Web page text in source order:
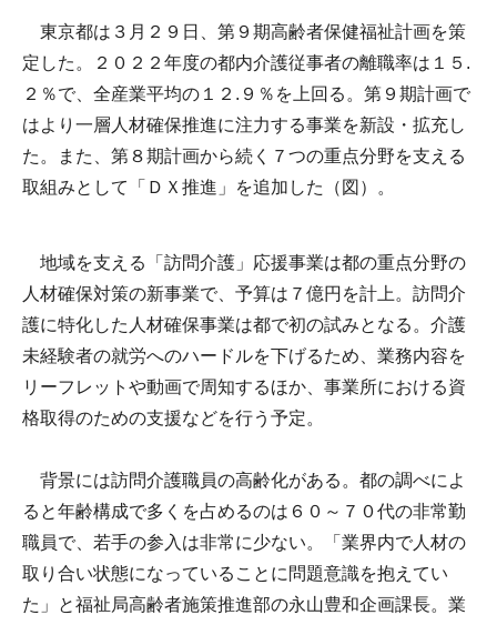
東京都は３月２９日、第９期高齢者保健福祉計画を策
定した。２０２２年度の都内介護従事者の離職率は１５.
２％で、全産業平均の１２.９％を上回る。第９期計画で
はより一層人材確保推進に注力する事業を新設・拡充し
た。また、第８期計画から続く７つの重点分野を支える
取組みとして「ＤＸ推進」を追加した（図）。
地域を支える「訪問介護」応援事業は都の重点分野の
人材確保対策の新事業で、予算は７億円を計上。訪問介
護に特化した人材確保事業は都で初の試みとなる。介護
未経験者の就労へのハードルを下げるため、業務内容を
リーフレットや動画で周知するほか、事業所における資
格取得のための支援などを行う予定。
背景には訪問介護職員の高齢化がある。都の調べによ
ると年齢構成で多くを占めるのは６０～７０代の非常勤
職員で、若手の参入は非常に少ない。「業界内で人材の
取り合い状態になっていることに問題意識を抱えてい
た」と福祉局高齢者施策推進部の永山豊和企画課長。業